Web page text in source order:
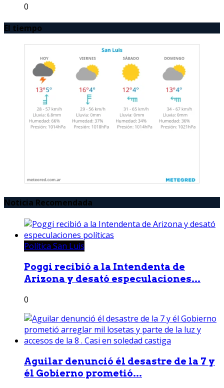
0
El tiempo
Noticia Recomendada
Política San Luis
Poggi recibió a la Intendenta de
Arizona y desató especulaciones...
0
Aguilar denunció él desastre de la 7 y
él Gobierno prometió...